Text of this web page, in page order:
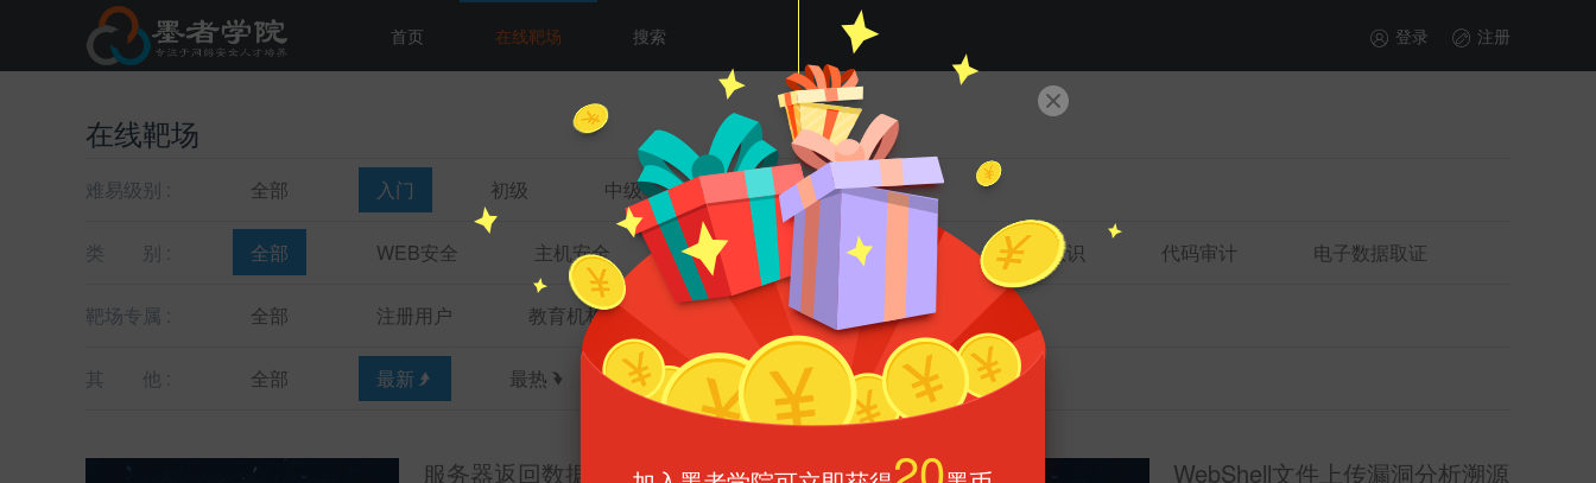
首页 在线靶场 搜索 登录 注册
在线靶场
难易级别 : 全部 入门 初级 中级 高级
类 别 : 全部 WEB安全 主机安全 数据库安全 网络安全 安全意识 代码审计 电子数据取证
靶场专属 : 全部 注册用户 教育机构 合作部门
其 他 : 全部 最新 最热 墨币
服务器返回数据查看
WebShell文件上传漏洞分析溯源